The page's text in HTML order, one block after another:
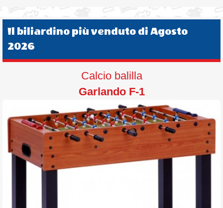
Il biliardino più venduto di Agosto
2026
Calcio balilla
Garlando F-1